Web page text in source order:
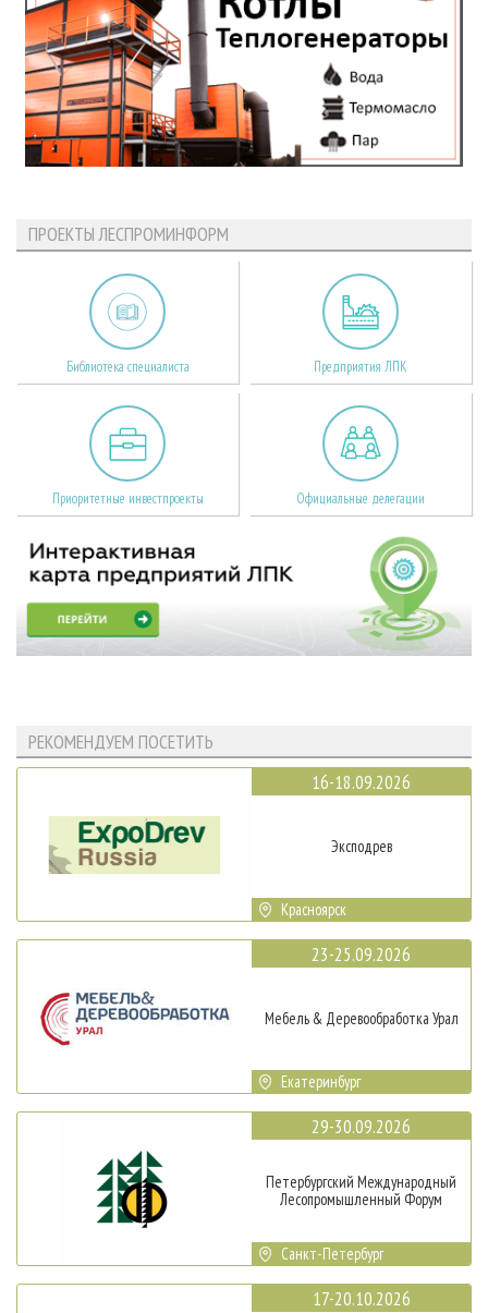
ПРОЕКТЫ ЛЕСПРОМИНФОРМ
Библиотека специалиста Предприятия ЛПК
Приоритетные инвестпроекты Официальные делегации
РЕКОМЕНДУЕМ ПОСЕТИТЬ
16-18.09.2026
Эксподрев
Красноярск
23-25.09.2026
Мебель & Деревообработка Урал
Екатеринбург
29-30.09.2026
Петербургский Международный
Лесопромышленный Форум
Санкт-Петербург
17-20.10.2026